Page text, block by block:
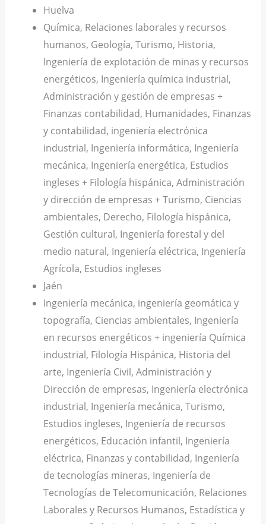
Huelva
Química, Relaciones laborales y recursos
humanos, Geología, Turismo, Historia,
Ingeniería de explotación de minas y recursos
energéticos, Ingeniería química industrial,
Administración y gestión de empresas +
Finanzas contabilidad, Humanidades, Finanzas
y contabilidad, ingeniería electrónica
industrial, Ingeniería informática, Ingeniería
mecánica, Ingeniería energética, Estudios
ingleses + Filología hispánica, Administración
y dirección de empresas + Turismo, Ciencias
ambientales, Derecho, Filología hispánica,
Gestión cultural, Ingeniería forestal y del
medio natural, Ingeniería eléctrica, Ingeniería
Agrícola, Estudios ingleses
Jaén
Ingeniería mecánica, ingeniería geomática y
topografía, Ciencias ambientales, Ingeniería
en recursos energéticos + ingeniería Química
industrial, Filología Hispánica, Historia del
arte, Ingeniería Civil, Administración y
Dirección de empresas, Ingeniería electrónica
industrial, Ingeniería mecánica, Turismo,
Estudios ingleses, Ingeniería de recursos
energéticos, Educación infantil, Ingeniería
eléctrica, Finanzas y contabilidad, Ingeniería
de tecnologías mineras, Ingeniería de
Tecnologías de Telecomunicación, Relaciones
Laborales y Recursos Humanos, Estadística y